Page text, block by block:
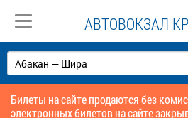
АВТОВОКЗАЛ
Билеты на сайте продаются без
электронных билетов на сайте